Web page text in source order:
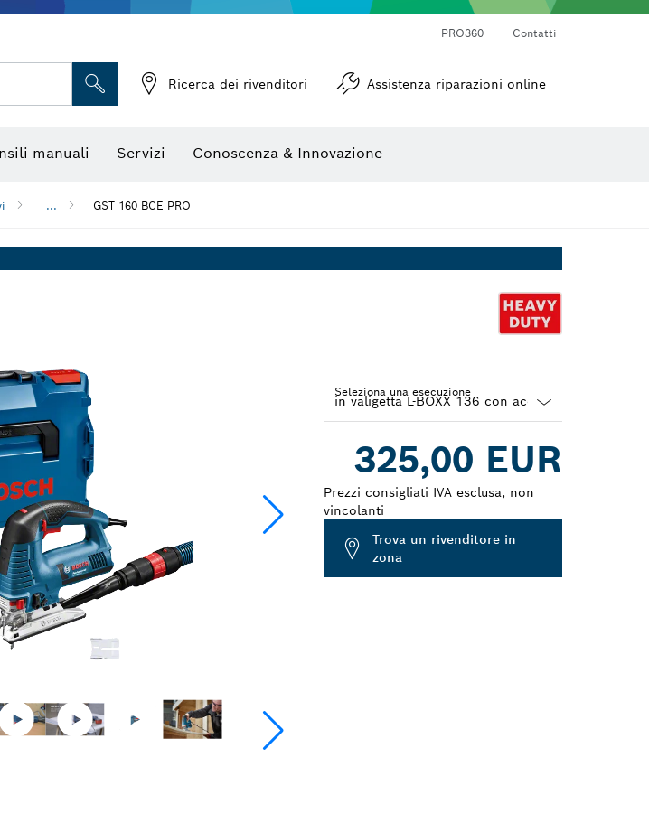
PRO360 Contatti
Ricerca dei rivenditori Assistenza riparazioni online
manuali Servizi Conoscenza & Innovazione
... GST 160 BCE PRO
Seleziona una esecuzione
closed325,00 EUR
Prezzi consigliati IVA esclusa, non
vincolanti
Trova un rivenditore in
zona